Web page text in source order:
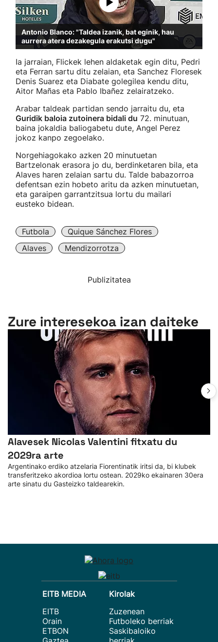
Antonio Blanco: "Taldea izanik, bat eginik, hau
aurrera atera dezakegula erakutsi dugu"
Ia jarraian, Flickek lehen aldaketak egin ditu, Pedri
eta Ferran sartu ditu zelaian, eta Sanchez Floresek
Denis Suarez eta Diabate golegilea kendu ditu,
Aitor Mañas eta Pablo Ibañez zelairatzeko.
Arabar taldeak partidan sendo jarraitu du, eta
Guridik baloia zutoinera bidali du 72. minutuan,
baina jokaldia baliogabetu dute, Angel Perez
jokoz kanpo zegoelako.
Norgehiagokako azken 20 minutuetan
Bartzelonak erasora jo du, berdinketaren bila, eta
Alaves haren zelaian sartu du. Talde babazorroa
defentsan ezin hobeto aritu da azken minutuetan,
eta garaipen garrantzitsua lortu du mailari
eusteko bidean.
Futbola
Quique Sánchez Flores
Alaves
Mendizorrotza
Publizitatea
Zure interesekoa izan daiteke
Alavesek Nicolas Valentini fitxatu du
2029ra arte
Argentinako erdiko atzelaria Fiorentinatik iritsi da, bi klubek
transferitzeko akordioa lortu ostean. 2029ko ekainaren 30era
arte sinatu du Gasteizko taldearekin.
EITB MEDIA
EITB
Orain
ETBON
Kirolak
Zuzenean
Futboleko berriak
Saskibaloiko